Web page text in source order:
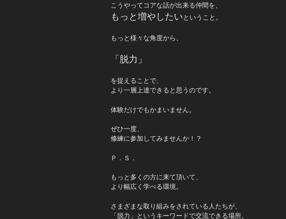
こうやってコアな話が出来る仲間を、
もっと増やしたい ということ。
もっと様々な角度から、
「脱力」
を捉えることで、
より一層上達できると思うのです。
体験だけでもかまいません。
ぜひ一度、
修練に参加してみませんか！？
Ｐ．Ｓ．
もっと多くの方に来て頂いて、
より幅広く学べる環境。
さまざまな取り組みをされている人たちが、
「脱力」というキーワードで交流できる場所。